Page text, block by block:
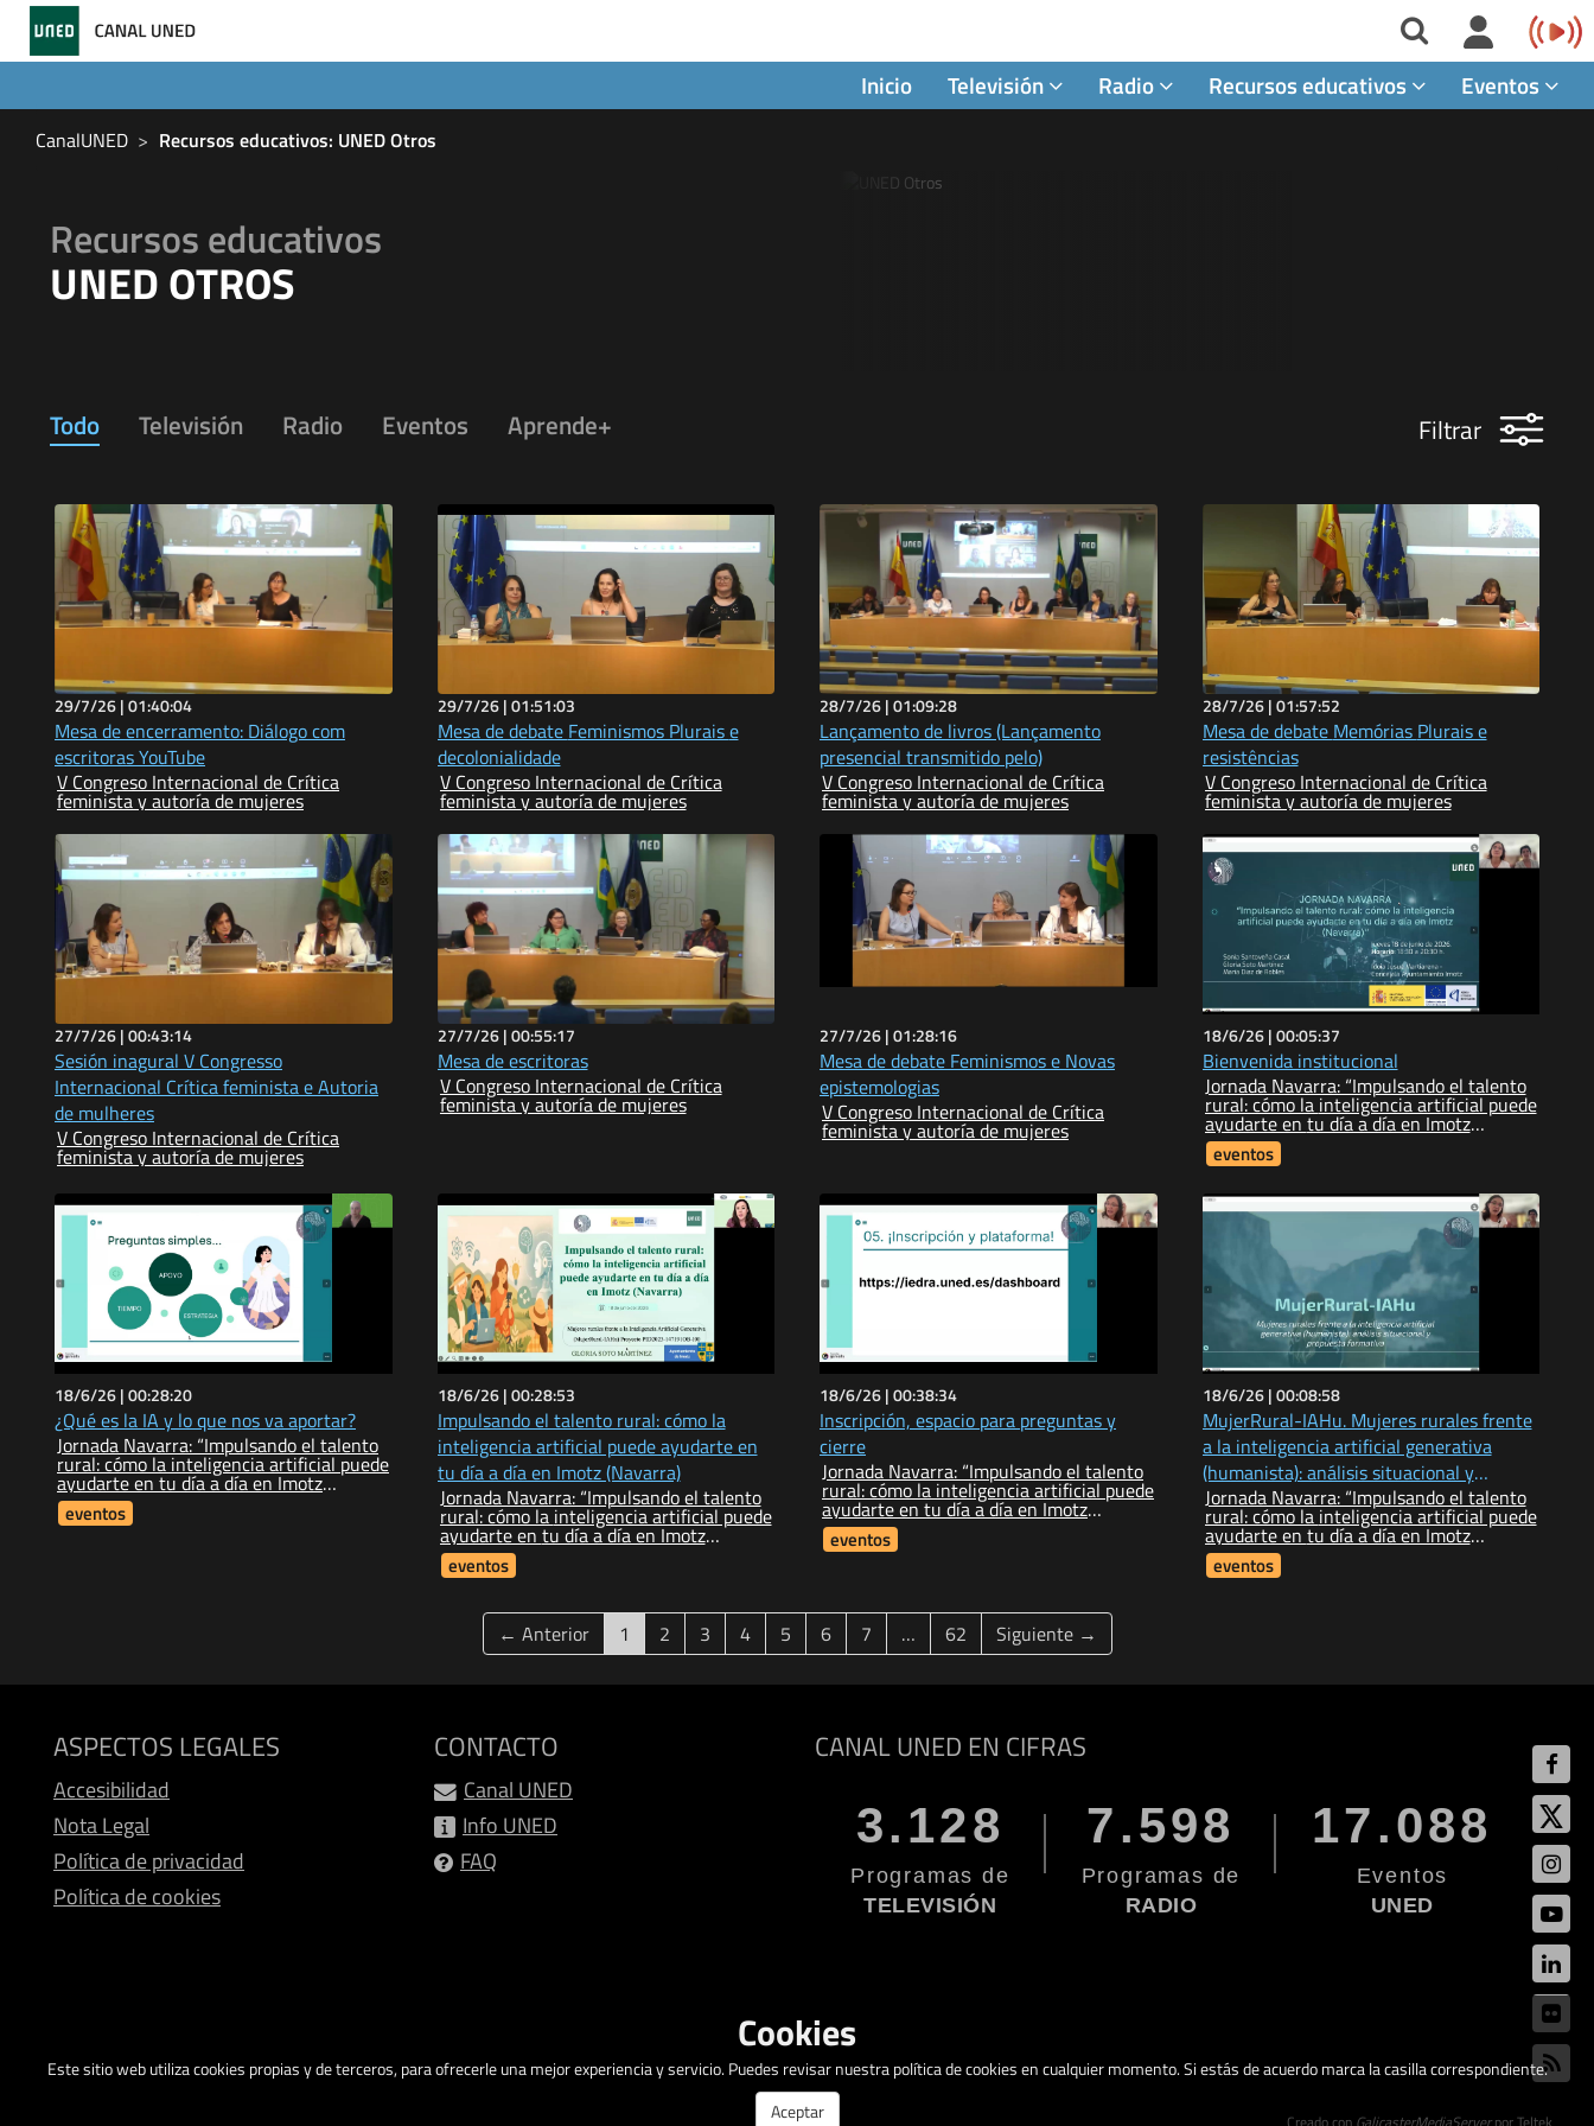
Inicio Televisión Radio Recursos educativos Eventos
CanalUNED Recursos educativos: UNED Otros
Recursos educativos
UNED OTROS
Todo Televisión Radio Eventos Aprende+ Filtrar
29/7/26 |01:40:04
Mesa de encerramento: Diálogo com
escritoras YouTube
V Congreso Internacional de Crítica
feminista y autoría de mujeres
29/7/26 |01:51:03
Mesa de debate Feminismos Plurais e
decolonialidade
V Congreso Internacional de Crítica
feminista y autoría de mujeres
28/7/26 |01:09:28
Lançamento de livros (Lançamento
presencial transmitido pelo)
V Congreso Internacional de Crítica
feminista y autoría de mujeres
28/7/26 |01:57:52
Mesa de debate Memórias Plurais e
resistências
V Congreso Internacional de Crítica
feminista y autoría de mujeres
27/7/26 |00:43:14
Sesión inagural V Congresso
Internacional Crítica feminista e Autoria
de mulheres
V Congreso Internacional de Crítica
feminista y autoría de mujeres
27/7/26 |00:55:17
Mesa de escritoras
V Congreso Internacional de Crítica
feminista y autoría de mujeres
27/7/26 |01:28:16
Mesa de debate Feminismos e Novas
epistemologias
V Congreso Internacional de Crítica
feminista y autoría de mujeres
18/6/26 |00:05:37
Bienvenida institucional
Jornada Navarra: “Impulsando el talento
rural: cómo la inteligencia artificial puede
ayudarte en tu día a día en Imotz
(Navarra)”
eventos
18/6/26 |00:28:20
¿Qué es la IA y lo que nos va aportar?
Jornada Navarra: “Impulsando el talento
rural: cómo la inteligencia artificial puede
ayudarte en tu día a día en Imotz
(Navarra)”
eventos
18/6/26 |00:28:53
Impulsando el talento rural: cómo la
inteligencia artificial puede ayudarte en
tu día a día en Imotz (Navarra)
Jornada Navarra: “Impulsando el talento
rural: cómo la inteligencia artificial puede
ayudarte en tu día a día en Imotz
(Navarra)”
eventos
18/6/26 |00:38:34
Inscripción, espacio para preguntas y
cierre
Jornada Navarra: “Impulsando el talento
rural: cómo la inteligencia artificial puede
ayudarte en tu día a día en Imotz
(Navarra)”
eventos
18/6/26 |00:08:58
MujerRural-IAHu. Mujeres rurales frente
a la inteligencia artificial generativa
(humanista): análisis situacional y
propuesta formativa
Jornada Navarra: “Impulsando el talento
rural: cómo la inteligencia artificial puede
ayudarte en tu día a día en Imotz
(Navarra)”
eventos
← Anterior 1 (current)
2 3 4 5 6 7 … 62 Siguiente →
ASPECTOS LEGALES
Accesibilidad
Nota Legal
Política de privacidad
Política de cookies
CONTACTO
Canal UNED
Info UNED
FAQ
CANAL UNED EN CIFRAS
3.128
Programas de
TELEVISIÓN
7.598
Programas de
RADIO
17.088
Eventos
UNED
Cookies
Este sitio web utiliza cookies propias y de terceros, para ofrecerle una mejor experiencia y servicio. Puedes revisar nuestra política de cookies en cualquier momento. Si estás de acuerdo marca la casilla correspondiente.
Aceptar